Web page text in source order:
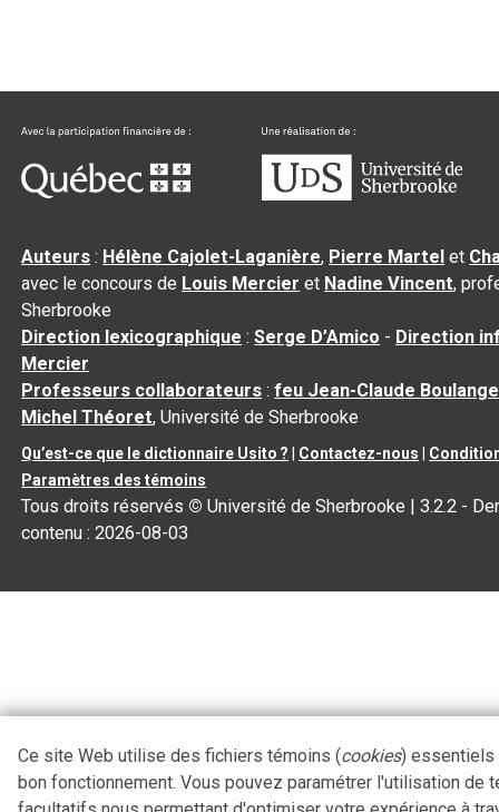
Auteurs : Hélène Cajolet-Laganière, Pierre Martel et
avec le concours de Louis Mercier et Nadine Vincent,
Sherbrooke
Direction lexicographique :Serge D’Amico - Direction
Mercier
Professeurs collaborateurs :feu Jean-Claude
Michel Théoret, Université de Sherbrooke
Qu’est-ce que le dictionnaire Usito ? Contactez-nous
Paramètres des témoins
Tous droits réservés © Université de Sherbrooke |3.2.2 -
contenu :2026-08-03
Ce site Web utilise des fichiers témoins (cookies) essentiels
bon fonctionnement. Vous pouvez paramétrer l'utilisation de